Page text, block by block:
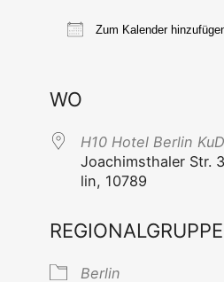
Zum Kalender
WO
H10 Hotel Ber­lin
Joa­chims­tha­ler Str.
lin, 10789
REGIONALGRUPPE
Ber­lin